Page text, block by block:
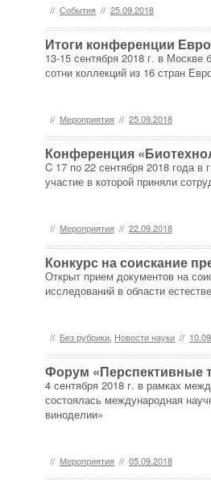
// События // 25.09.2018
Итоги конференции
13-15 сентября 2018 г. в Москве
сотни коллекций из 16 стран
// Мероприятия // 25.09.2018
Конференция
C 17 по 22 сентября 2018 года в
участие в которой приняли
// Мероприятия // 22.09.2018
Конкурс на соискание
Открыт прием документов на
исследований в области
// Без рубрики Новости науки //
Форум «Перспективные
4 сентября 2018 г. в рамках
состоялась международная
виноделии»
// Мероприятия // 05.09.2018